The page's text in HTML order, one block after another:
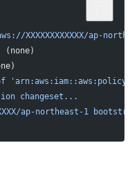
XXXXXXXXXXXX/ap-
(none)
changeset...
ap-northeast-1